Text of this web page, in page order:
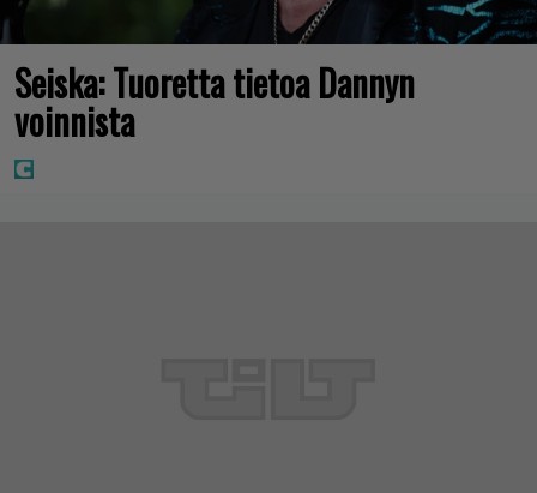
Seiska: Tuoretta tietoa Dannyn
voinnista